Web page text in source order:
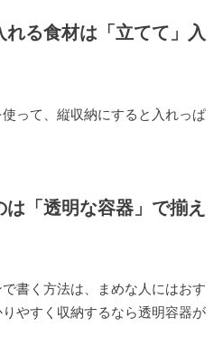
る食材は「立てて」入
って、縦収納にすると入れっぱ
「透明な容器」で揃え
書く方法は、まめな人にはおす
やすく収納するなら透明容器が